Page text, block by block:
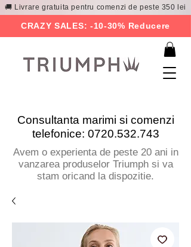
🚚 Livrare gratuita pentru comenzi de peste 350 lei
CRAZY SALES: -10-30% Reducere
Consultanta marimi si comenzi
telefonice: 0720.532.743
Avem o experienta de peste 20 ani in
vanzarea produselor Triumph si va
stam oricand la dispozitie.